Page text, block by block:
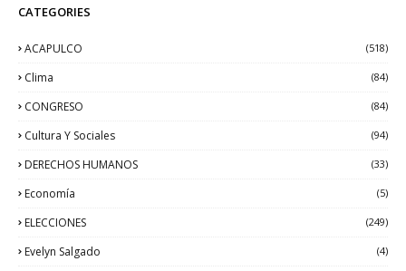
CATEGORIES
ACAPULCO (518)
Clima (84)
CONGRESO (84)
Cultura Y Sociales (94)
DERECHOS HUMANOS (33)
Economía (5)
ELECCIONES (249)
Evelyn Salgado (4)